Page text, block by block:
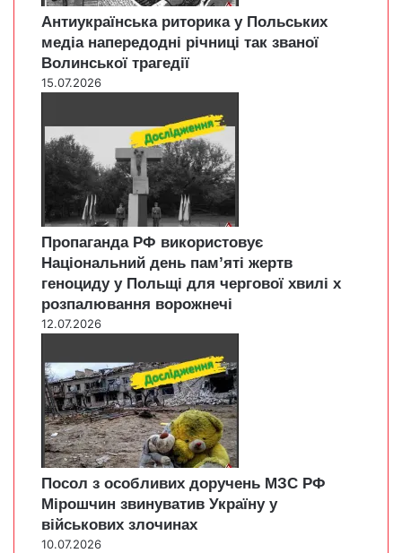
Антиукраїнська риторика у Польських
медіа напередодні річниці так званої
Волинської трагедії
15.07.2026
Пропаганда РФ використовує
Національний день пам’яті жертв
геноциду у Польщі для чергової хвилі х
розпалювання ворожнечі
12.07.2026
Посол з особливих доручень МЗС РФ
Мірошчин звинуватив Україну у
військових злочинах
10.07.2026